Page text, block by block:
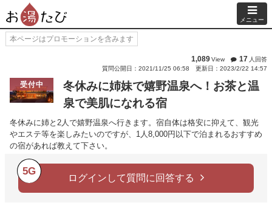
メニュー
本ページはプロモーションを含みます
1,089View 17 人回答
質問公開日：2021/11/25 06:58
更新日：2023/2/22 14:57
受付中
冬休みに姉妹で嬉野温泉へ！お茶と温
泉で美肌になれる宿
冬休みに姉と2人で嬉野温泉へ行きます。宿自体は格安に抑えて、観光
やエステ等を楽しみたいのですが、1人8,000円以下で泊まれるおすすめ
の宿があれば教えて下さい。
5G
ログインして質問に回答する